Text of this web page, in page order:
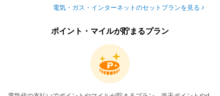
電気・ガス・インターネットのセットプランを見る
ポイント・マイルが貯まるプラン